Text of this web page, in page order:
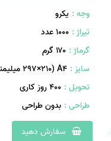
وجه : یکرو
تیراژ : 1000 عدد
گرماژ : ۱۷۰ گرم
سایز : A۴ (۲۹۷×۲۱۰ میلیمتر)
تحویل : 400 روز کاری
طراحی : بدون طراحی
سفارش دهید